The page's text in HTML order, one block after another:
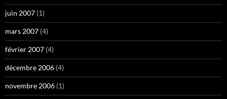
juin 2007 (1)
mars 2007 (4)
février 2007 (4)
décembre 2006 (4)
novembre 2006 (1)